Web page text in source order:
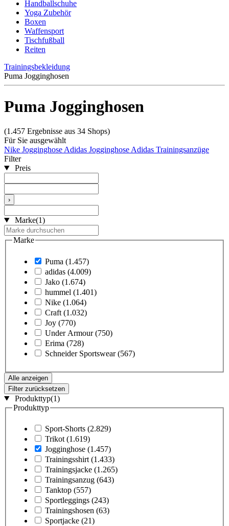
Handballschuhe
Yoga Zubehör
Boxen
Waffensport
Tischfußball
Reiten
Trainingsbekleidung
Puma Jogginghosen
Puma Jogginghosen
(1.457 Ergebnisse aus 34 Shops)
Für Sie ausgewählt
Nike Jogginghose Adidas Jogginghose Adidas Trainingsanzüge
Filter
Preis
›
Marke(1)
Marke
Puma (1.457)
adidas (4.009)
Jako (1.674)
hummel (1.401)
Nike (1.064)
Craft (1.032)
Joy (770)
Under Armour (750)
Erima (728)
Schneider Sportswear (567)
Alle anzeigen
Filter zurücksetzen
Produkttyp(1)
Produkttyp
Sport-Shorts (2.829)
Trikot (1.619)
Jogginghose (1.457)
Trainingsshirt (1.433)
Trainingsjacke (1.265)
Trainingsanzug (643)
Tanktop (557)
Sportleggings (243)
Trainingshosen (63)
Sportjacke (21)